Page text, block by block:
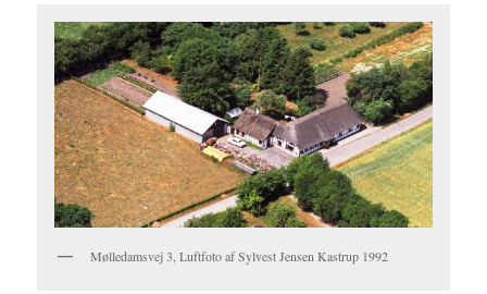
Mølledamsvej 3, Luftfoto af Sylvest Jensen Kastrup 1992